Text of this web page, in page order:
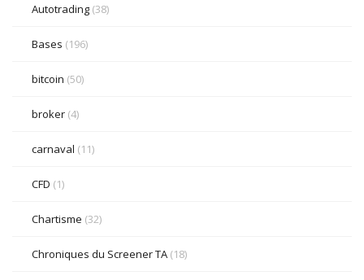
Autotrading (38)
Bases (196)
bitcoin (50)
broker (4)
carnaval (11)
CFD (1)
Chartisme (32)
Chroniques du Screener TA (18)